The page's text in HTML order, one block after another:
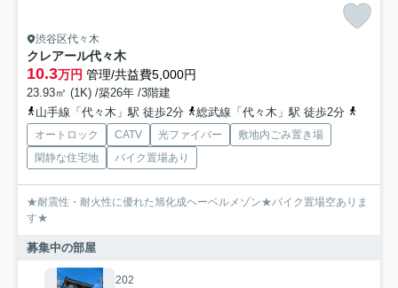
渋谷区代々木
クレアール代々木
10.3万円 管理/共益費5,000円
23.93㎡ (1K) /築26年 /3階建
山手線「代々木」駅 徒歩2分
総武線「代々木」駅 徒歩2分
オートロック CATV 光ファイバー
敷地内ごみ置き場
閑静な住宅地
バイク置場あり
★耐震性・耐火性に優れた旭化成ヘーベルメゾン★バイク置場空ありま
す★
募集中の部屋
202